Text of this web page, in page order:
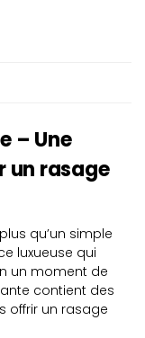
– Une
un rasage
qu’un simple
luxueuse qui
un moment de
contient des
offrir un rasage